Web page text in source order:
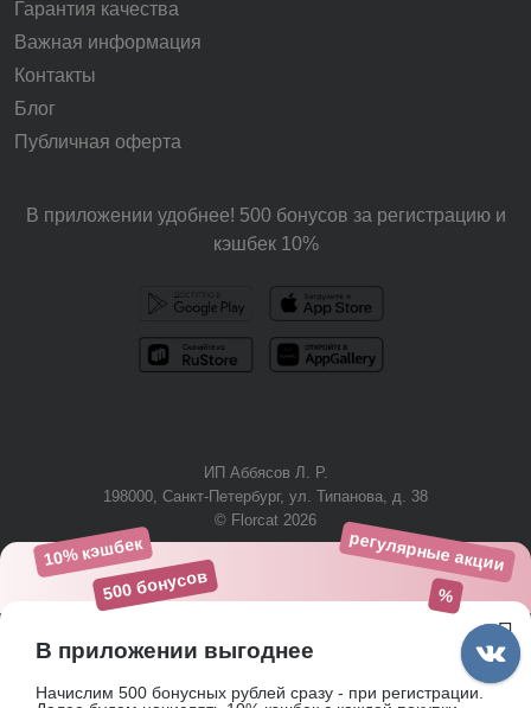
10% кэшбек
500 бонусов
регулярные акции
%
В приложении выгоднее
Начислим 500 бонусных рублей сразу - при регистрации.
Гарантия качества
Важная информация
Контакты
Блог
Публичная оферта
В приложении удобнее! 500 бонусов за регистрацию и
кэшбек 10%
ИП Аббясов Л. Р.
198000, Санкт-Петербург, ул. Типанова, д. 38
© Florcat 2026
+7 (812) 425-61-03
Пользовательское соглашение